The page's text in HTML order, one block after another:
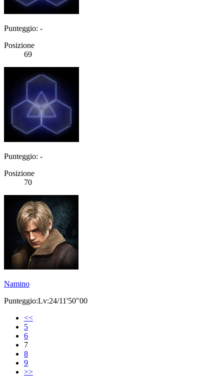
Punteggio: -
Posizione
69
Punteggio: -
Posizione
70
Namino
Punteggio:Lv:24/11'50"00
<<
5
6
7
8
9
>>